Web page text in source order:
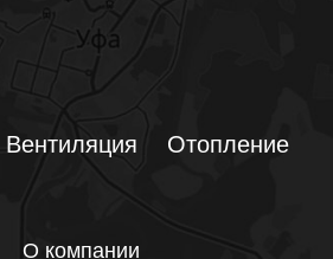
Вентиляция
Отопление
О компании